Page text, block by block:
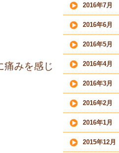
痛みを感じ
2016年7月
2016年6月
2016年5月
2016年4月
2016年3月
2016年2月
2016年1月
2015年12月